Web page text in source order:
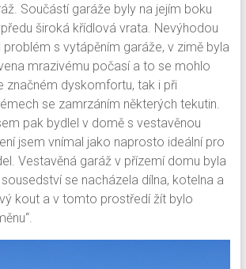
Součástí garáže byly na jejím boku
široká křídlová vrata. Nevýhodou
s vytápěním garáže, v zimě byla
mrazivému počasí a to se mohlo
značném dyskomfortu, tak i při
se zamrzáním některých tekutin.
pak bydlel v domě s vestavěnou
jsem vnímal jako naprosto ideální pro
Vestavěná garáž v přízemí domu byla
se nacházela dílna, kotelna a
kout a v tomto prostředí žít bylo